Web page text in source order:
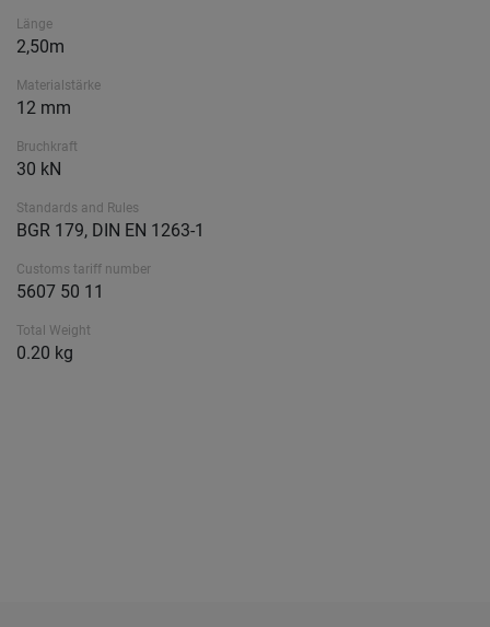
Länge
2,50m
Materialstärke
12 mm
Bruchkraft
30 kN
Standards and Rules
BGR 179, DIN EN 1263-1
Customs tariff number
5607 50 11
Total Weight
0.20 kg